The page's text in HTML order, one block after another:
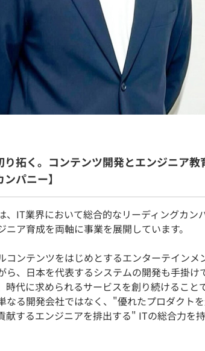
り拓く。コンテンツ開発とエンジニア
パニー】
、IT業界において総合的なリーディングカン
ニア育成を両軸に事業を展開しています。
コンテンツをはじめとするエンターテインメ
ら、日本を代表するシステムの開発も手掛け
時代に求められるサービスを創り続けること
なる開発会社ではなく、"優れたプロダクト
献するエンジニアを排出する" ITの総合力を